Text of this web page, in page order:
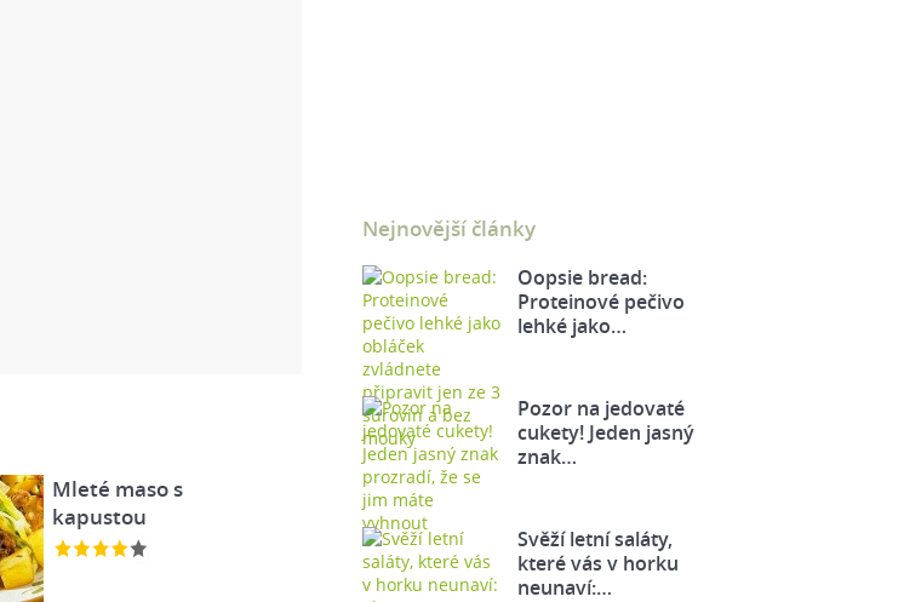
Mleté maso s
kapustou
Nejnovější články
Oopsie bread:
Proteinové pečivo
lehké jako…
Pozor na jedovaté
cukety! Jeden jasný
znak…
Svěží letní saláty,
které vás v horku
neunaví:…